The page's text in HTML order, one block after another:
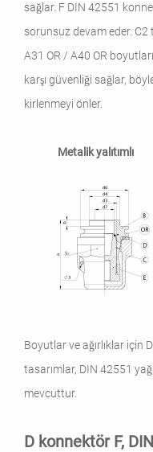
sağlar. F DIN 42551
sorunsuz devam eder. C2
A31 OR / A40 OR
karşı güvenliği sağlar,
kirlenmeyi önler.
Metalik yalıtımlı
Boyutlar ve ağırlıklar için
tasarımlar, DIN 42551
mevcuttur.
D konnektör F,